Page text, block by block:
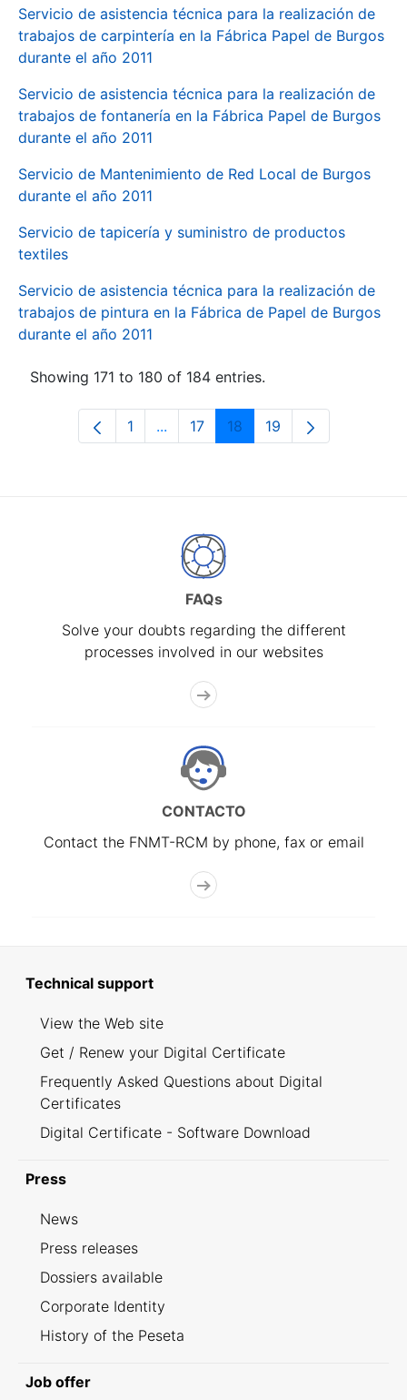
Servicio de asistencia técnica para la realización de
trabajos de carpintería en la Fábrica Papel de Burgos
durante el año 2011
Servicio de asistencia técnica para la realización de
trabajos de fontanería en la Fábrica Papel de Burgos
durante el año 2011
Servicio de Mantenimiento de Red Local de Burgos
durante el año 2011
Servicio de tapicería y suministro de productos
textiles
Servicio de asistencia técnica para la realización de
trabajos de pintura en la Fábrica de Papel de Burgos
durante el año 2011
Showing 171 to 180 of 184 entries.
Page
1 ...Intermediate Pages Use TAB to
Page
17 Page
18 Page
19
FAQs
Solve your doubts regarding the different
processes involved in our websites
CONTACTO
Contact the FNMT-RCM by phone, fax or email
Technical support
View the Web site
Get / Renew your Digital Certificate
Frequently Asked Questions about Digital
Certificates
Digital Certificate - Software Download
Press
News
Press releases
Dossiers available
Corporate Identity
History of the Peseta
Job offer